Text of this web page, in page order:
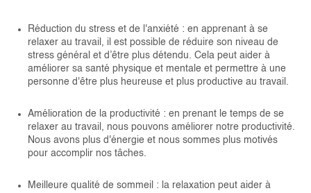
Réduction du stress et de l'anxiété : en apprenant à se
relaxer au travail, il est possible de réduire son niveau de
stress général et d’être plus détendu. Cela peut aider à
améliorer sa santé physique et mentale et permettre à une
personne d'être plus heureuse et plus productive au travail.
Amélioration de la productivité : en prenant le temps de se
relaxer au travail, nous pouvons améliorer notre productivité.
Nous avons plus d'énergie et nous sommes plus motivés
pour accomplir nos tâches.
Meilleure qualité de sommeil : la relaxation peut aider à